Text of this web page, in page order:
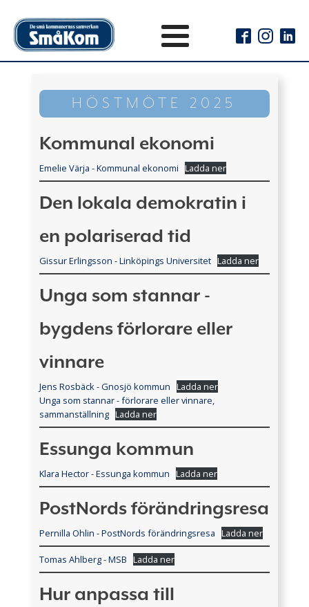
HÖSTMÖTE 2025
Kommunal ekonomi
Emelie Värja - Kommunal ekonomi Ladda ner
Den lokala demokratin i
en polariserad tid
Gissur Erlingsson - Linköpings Universitet Ladda ner
Unga som stannar -
bygdens förlorare eller
vinnare
Jens Rosbäck - Gnosjö kommun Ladda ner
Unga som stannar - förlorare eller vinnare,
sammanställning Ladda ner
Essunga kommun
Klara Hector - Essunga kommun Ladda ner
PostNords förändringsresa
Pernilla Ohlin - PostNords förändringsresa Ladda ner
Tomas Ahlberg - MSB Ladda ner
Hur anpassa till